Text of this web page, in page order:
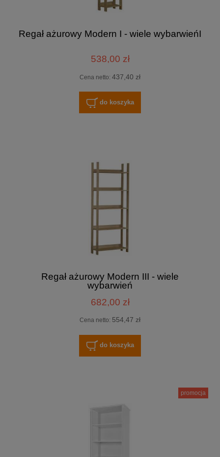
Regał ażurowy Modern I - wiele wybarwieńI
538,00 zł
Cena netto: 437,40 zł
do koszyka
Regał ażurowy Modern III - wiele
wybarwień
682,00 zł
Cena netto: 554,47 zł
do koszyka
promocja